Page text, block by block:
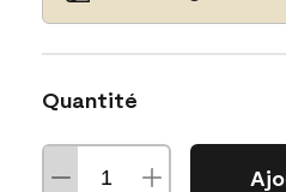
Quantité